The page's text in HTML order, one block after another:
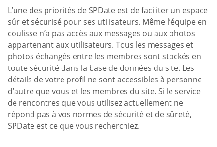
L’une des priorités de SPDate est de faciliter un espace
sûr et sécurisé pour ses utilisateurs. Même l’équipe en
coulisse n’a pas accès aux messages ou aux photos
appartenant aux utilisateurs. Tous les messages et
photos échangés entre les membres sont stockés en
toute sécurité dans la base de données du site. Les
détails de votre profil ne sont accessibles à personne
d’autre que vous et les membres du site. Si le service
de rencontres que vous utilisez actuellement ne
répond pas à vos normes de sécurité et de sûreté,
SPDate est ce que vous recherchiez.